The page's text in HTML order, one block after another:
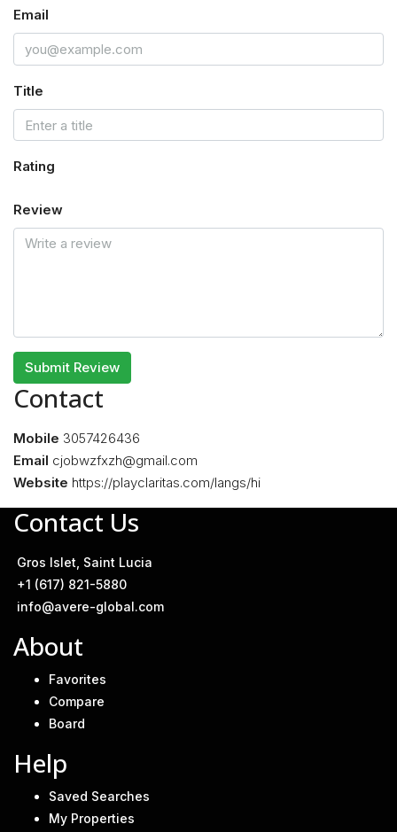
Email
Title
Rating
Review
Submit Review
Contact
Mobile 3057426436
Email cjobwzfxzh@gmail.com
Website https://playclaritas.com/langs/hi
Contact Us
Gros Islet, Saint Lucia
+1 (617) 821-5880
info@avere-global.com
About
Favorites
Compare
Board
Help
Saved Searches
My Properties